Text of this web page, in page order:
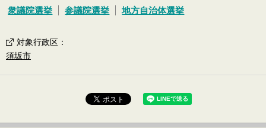
衆議院選挙 参議院選挙 地方自治体選挙
対象行政区 ：
須坂市